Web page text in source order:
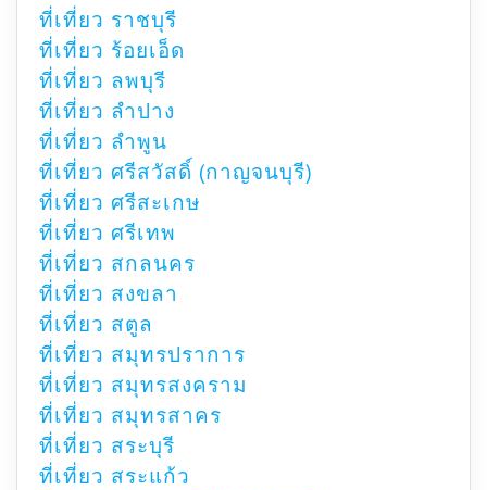
ที่เที่ยว ราชบุรี
ที่เที่ยว ร้อยเอ็ด
ที่เที่ยว ลพบุรี
ที่เที่ยว ลำปาง
ที่เที่ยว ลำพูน
ที่เที่ยว ศรีสวัสดิ์ (กาญจนบุรี)
ที่เที่ยว ศรีสะเกษ
ที่เที่ยว ศรีเทพ
ที่เที่ยว สกลนคร
ที่เที่ยว สงขลา
ที่เที่ยว สตูล
ที่เที่ยว สมุทรปราการ
ที่เที่ยว สมุทรสงคราม
ที่เที่ยว สมุทรสาคร
ที่เที่ยว สระบุรี
ที่เที่ยว สระแก้ว